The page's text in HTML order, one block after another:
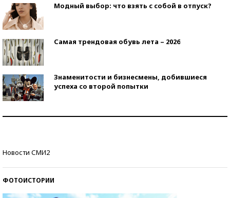
Модный выбор: что взять с собой в отпуск?
Самая трендовая обувь лета – 2026
Знаменитости и бизнесмены, добившиеся
успеха со второй попытки
Новости СМИ2
ФОТОИСТОРИИ